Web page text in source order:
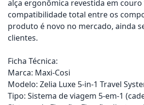
alça ergonômica revestida em couro
compatibilidade total entre os
produto é novo no mercado, ainda
clientes.
Ficha Técnica:
Marca: Maxi-Cosi
Modelo: Zelia Luxe 5-in-1 Travel
Tipo: Sistema de viagem 5-em-1